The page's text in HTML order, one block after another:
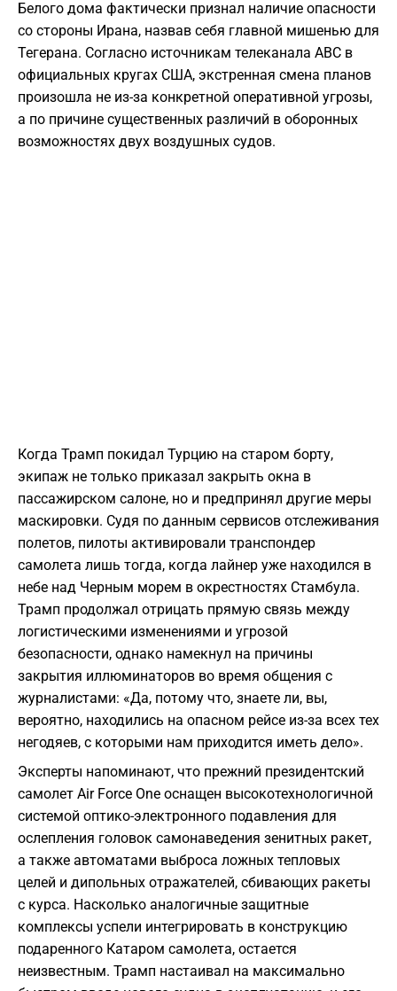
Белого дома фактически признал наличие опасности
со стороны Ирана, назвав себя главной мишенью для
Тегерана. Согласно источникам телеканала ABC в
официальных кругах США, экстренная смена планов
произошла не из-за конкретной оперативной угрозы,
а по причине существенных различий в оборонных
возможностях двух воздушных судов.
Когда Трамп покидал Турцию на старом борту,
экипаж не только приказал закрыть окна в
пассажирском салоне, но и предпринял другие меры
маскировки. Судя по данным сервисов отслеживания
полетов, пилоты активировали транспондер
самолета лишь тогда, когда лайнер уже находился в
небе над Черным морем в окрестностях Стамбула.
Трамп продолжал отрицать прямую связь между
логистическими изменениями и угрозой
безопасности, однако намекнул на причины
закрытия иллюминаторов во время общения с
журналистами: «Да, потому что, знаете ли, вы,
вероятно, находились на опасном рейсе из-за всех тех
негодяев, с которыми нам приходится иметь дело».
Эксперты напоминают, что прежний президентский
самолет Air Force One оснащен высокотехнологичной
системой оптико-электронного подавления для
ослепления головок самонаведения зенитных ракет,
а также автоматами выброса ложных тепловых
целей и дипольных отражателей, сбивающих ракеты
с курса. Насколько аналогичные защитные
комплексы успели интегрировать в конструкцию
подаренного Катаром самолета, остается
неизвестным. Трамп настаивал на максимально